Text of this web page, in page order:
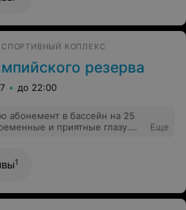
КОПЛЕКС
резерва
до 22:00
абонемент в бассейн на 25
и приятные глазу.
Еще
1